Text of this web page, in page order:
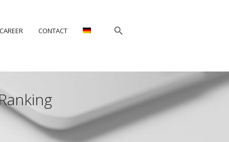
CAREER CONTACT